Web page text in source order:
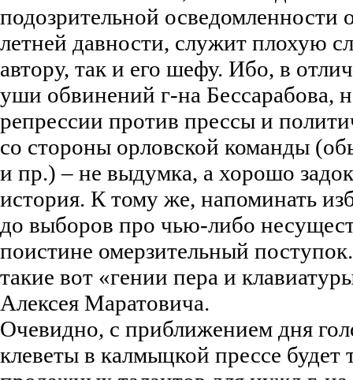
подозрительной осведомленности
летней давности, служит плохую
автору, так и его шефу. Ибо, в
уши обвинений г-на Бессарабова,
репрессии против прессы и
со стороны орловской команды
и пр.) – не выдумка, а хорошо
история. К тому же, напоминать
до выборов про чью-либо
поистине омерзительный
такие вот «гении пера и
Алексея Маратовича.
Очевидно, с приближением дня
клеветы в калмыцкой прессе будет